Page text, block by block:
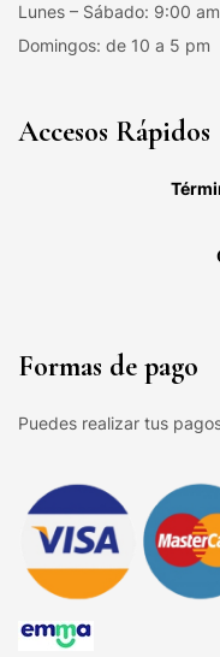
Lunes – Sábado: 9:00
Domingos: de 10 a 5 pm
Accesos Rápidos
Formas de pago
Puedes realizar tus